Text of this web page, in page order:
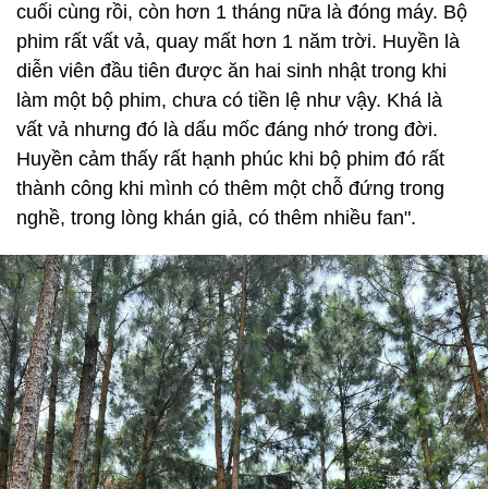
cuối cùng rồi, còn hơn 1 tháng nữa là đóng máy. Bộ
phim rất vất vả, quay mất hơn 1 năm trời. Huyền là
diễn viên đầu tiên được ăn hai sinh nhật trong khi
làm một bộ phim, chưa có tiền lệ như vậy. Khá là
vất vả nhưng đó là dấu mốc đáng nhớ trong đời.
Huyền cảm thấy rất hạnh phúc khi bộ phim đó rất
thành công khi mình có thêm một chỗ đứng trong
nghề, trong lòng khán giả, có thêm nhiều fan".